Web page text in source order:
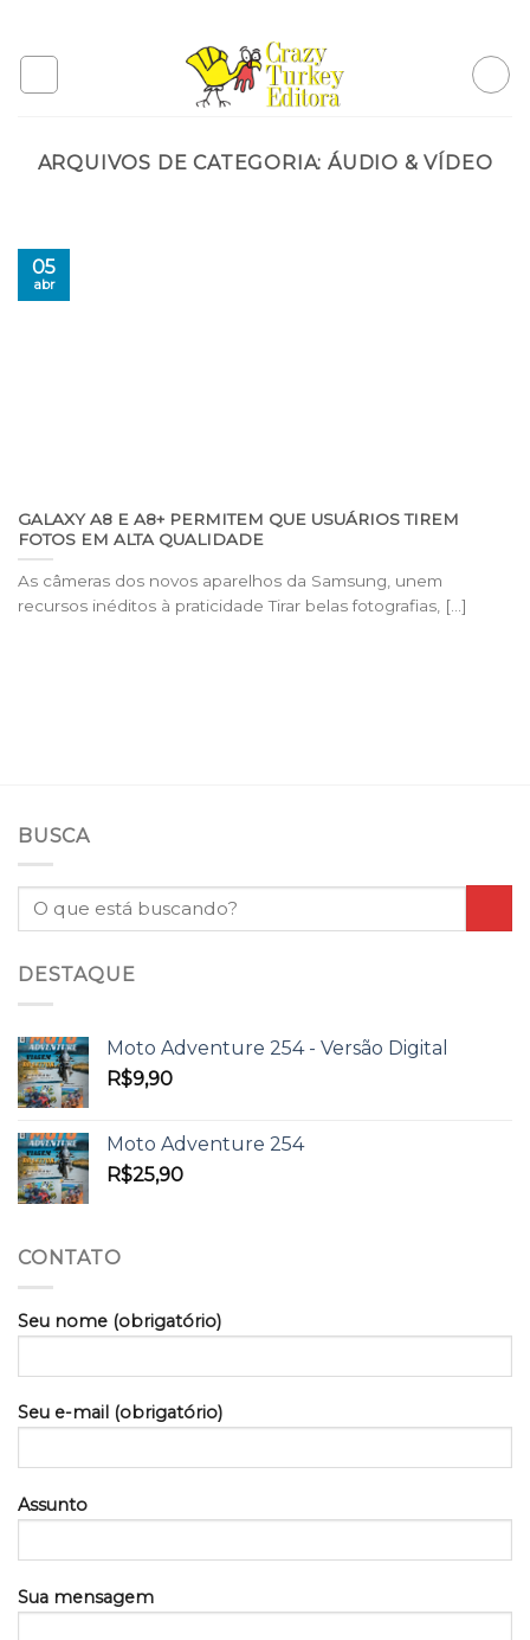
ARQUIVOS DE CATEGORIA: ÁUDIO & VÍDEO
GALAXY A8 E A8+ PERMITEM QUE USUÁRIOS TIREM
FOTOS EM ALTA QUALIDADE
As câmeras dos novos aparelhos da Samsung, unem
recursos inéditos à praticidade Tirar belas fotografias, [...]
05
abr
BUSCA
DESTAQUE
Moto Adventure 254 - Versão Digital
R$9,90
Moto Adventure 254
R$25,90
CONTATO
Seu nome (obrigatório)
Seu e-mail (obrigatório)
Assunto
Sua mensagem